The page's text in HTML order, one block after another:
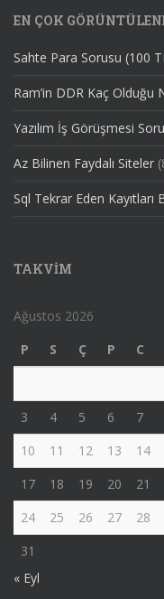
EN ÇOK
Sahte Para Sorusu (100
Ram’in DDR Kaç Olduğu
Yazılım İş Görüşmesi
Az Bilinen Faydalı Siteler
Sql Tekrar Eden Kayıtları
TAKVIM
Ağustos 2026
P
S Ç P C
3
4 5 6 7
10
11 12 13 14
17
18 19 20 21
24
25 26 27 28
31
« Eyl